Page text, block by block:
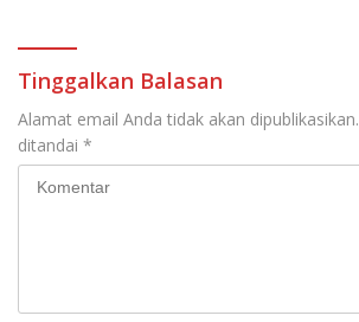
Tinggalkan Balasan
Alamat email Anda tidak akan dipublikasikan.
ditandai *